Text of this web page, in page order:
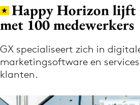
Volg het laatste nieuws
Nieuws app
Happy Horizon lijft
met 100 medewerkers
GX specialiseert zich in
marketingsoftware en
klanten.